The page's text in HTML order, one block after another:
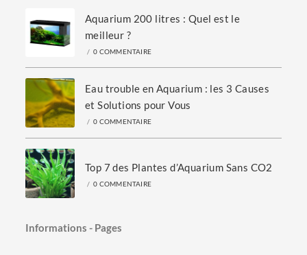
Aquarium 200 litres : Quel est le
meilleur ?
/ 0 COMMENTAIRE
Eau trouble en Aquarium : les 3 Causes
et Solutions pour Vous
/ 0 COMMENTAIRE
Top 7 des Plantes d’Aquarium Sans CO2
/ 0 COMMENTAIRE
Informations - Pages